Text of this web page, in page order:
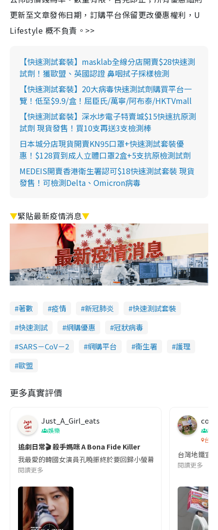
更新至文章發佈日期，訂購平台保留更改優惠權利，U
Lifestyle 概不負責。>>
【快速測試套裝】masklab全線分店開賣$28快速測
試劑！獲歐盟、英國認證 鼻咽拭子採樣檢測
【快速測試套裝】20大病毒快速測試劑購買平台一
覽！低至$9.9/盒！屈臣氏/萬寧/阿布泰/HKTVmall
【快速測試套裝】深水埗電子特賣城$15快速抗原測
試劑 現貨發售！買10支再送3支檢測棒
日本城分店現貨開賣KN95口罩+快速測試套裝優
惠！$128買到成人立體口罩2盒+5支抗原檢測試劑
MEDEIS開賣香港衛生署認可$18快速測試套裝 現貨
發售！可檢測Delta、Omicron病毒
▼緊貼最新疫情消息▼
著數 疫情 新冠肺炎
快速測試套裝
快速測試
網購優惠
冠狀病毒
SARS－CoV－2
網購平台 衞生署
護理
歐盟
更多真實評價
Just_A_Girl_eats
娛樂
追劇日常🎬 殺手媽咪 A Bona Fide Killer
我最愛的韓國女演員孔曉振終於要回歸小螢幕啦!這次的劇本改編
閱讀更多
co
吹
台灣
台灣地鐵宣
閱讀更多